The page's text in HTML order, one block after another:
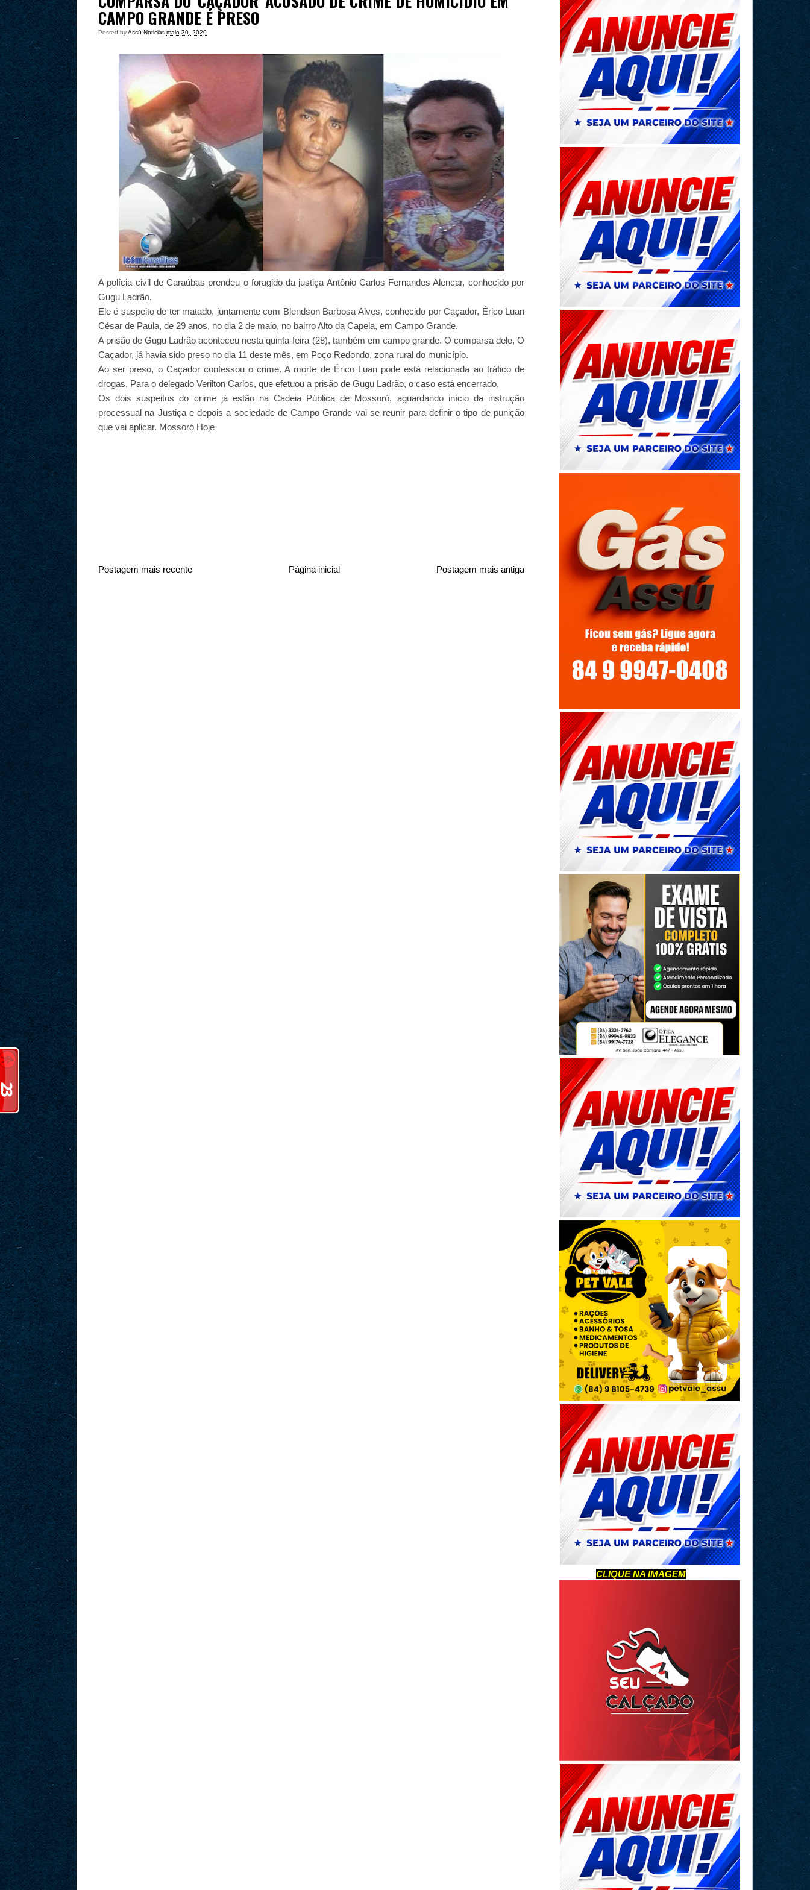
CAMPO GRANDE É PRESO
Posted byAssú Noticia
às maio 30, 2020
A polícia civil de Caraúbas prendeu o foragido da justiça Antônio Carlos Fernandes Alencar, conhecido por
Gugu Ladrão.
Ele é suspeito de ter matado, juntamente com Blendson Barbosa Alves, conhecido por Caçador, Érico Luan
César de Paula, de 29 anos, no dia 2 de maio, no bairro Alto da Capela, em Campo Grande.
A prisão de Gugu Ladrão aconteceu nesta quinta-feira (28), também em campo grande. O comparsa dele, O
Caçador, já havia sido preso no dia 11 deste mês, em Poço Redondo, zona rural do município.
Ao ser preso, o Caçador confessou o crime. A morte de Érico Luan pode está relacionada ao tráfico de
drogas. Para o delegado Verilton Carlos, que efetuou a prisão de Gugu Ladrão, o caso está encerrado.
Os dois suspeitos do crime já estão na Cadeia Pública de Mossoró, aguardando início da instrução
processual na Justiça e depois a sociedade de Campo Grande vai se reunir para definir o tipo de punição
que vai aplicar. Mossoró Hoje
Postagem mais recente Postagem mais antiga
Página inicial
CLIQUE NA IMAGEM